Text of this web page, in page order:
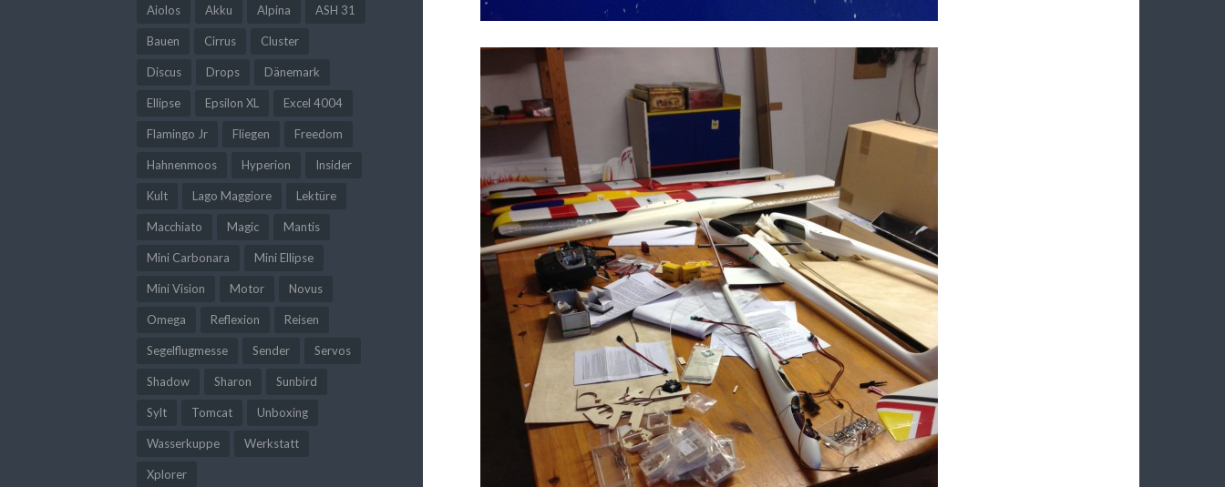
Aiolos Akku Alpina ASH 31
Bauen Cirrus Cluster
Discus Drops Dänemark
Ellipse Epsilon XL Excel 4004
Flamingo Jr Fliegen Freedom
Hahnenmoos Hyperion Insider
Kult Lago Maggiore Lektüre
Macchiato Magic Mantis
Mini Carbonara Mini Ellipse
Mini Vision Motor Novus
Omega Reflexion Reisen
Segelflugmesse Sender Servos
Shadow Sharon Sunbird
Sylt Tomcat Unboxing
Wasserkuppe Werkstatt
Xplorer